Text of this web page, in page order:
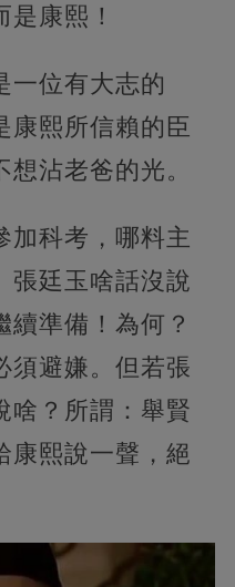
康熙！
一位有大志的
康熙所信賴的臣
沾老爸的光。
加科考，哪料主
張廷玉啥話沒說
續準備！為何？
須避嫌。但若張
啥？所謂：舉賢
康熙說一聲，絕